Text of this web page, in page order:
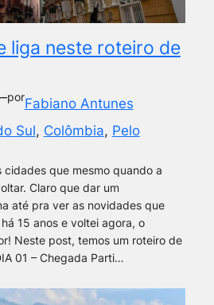
liga neste roteiro de
porFabiano Antunes
Sul, Colômbia, Pelo
que mesmo quando a
Claro que dar um
até pra ver as novidades que
15 anos e voltei agora, o
Neste post, temos um roteiro de
01 – Chegada Parti…